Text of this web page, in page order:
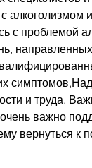
алкоголизмом
с проблемой
и труда.
важно
вернуться к